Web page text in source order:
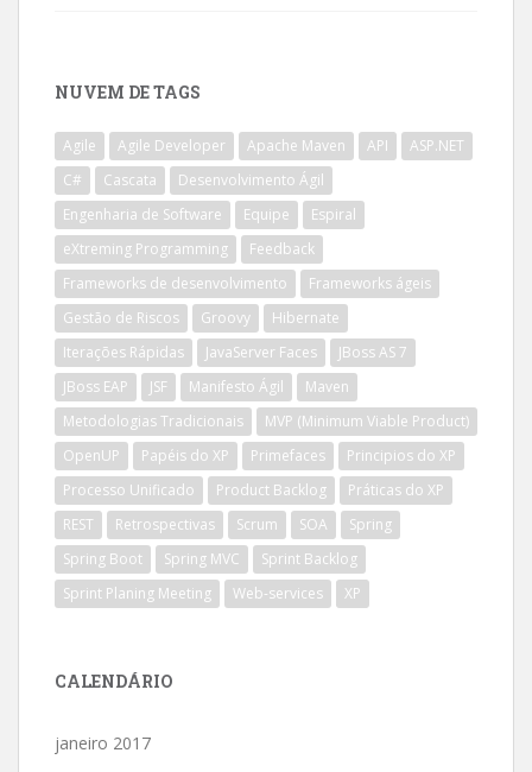
NUVEM DE TAGS
Agile Agile Developer Apache Maven API
ASP.NET
C#
Cascata
Desenvolvimento Ágil
Engenharia de Software
Equipe
Espiral
eXtreming Programming
Feedback
Frameworks de desenvolvimento
Frameworks ágeis
Gestão de Riscos
Groovy
Hibernate
Iterações Rápidas
JavaServer Faces
JBoss AS 7
JBoss EAP
JSF Manifesto Ágil
Maven
Metodologias Tradicionais
MVP (Minimum Viable Product)
OpenUP
Papéis do XP Primefaces
Principios do XP
Processo Unificado
Product Backlog
Práticas do XP
REST
Retrospectivas Scrum SOA
Spring
Spring Boot
Spring MVC
Sprint Backlog
Sprint Planing Meeting
Web-services XP
CALENDÁRIO
janeiro 2017